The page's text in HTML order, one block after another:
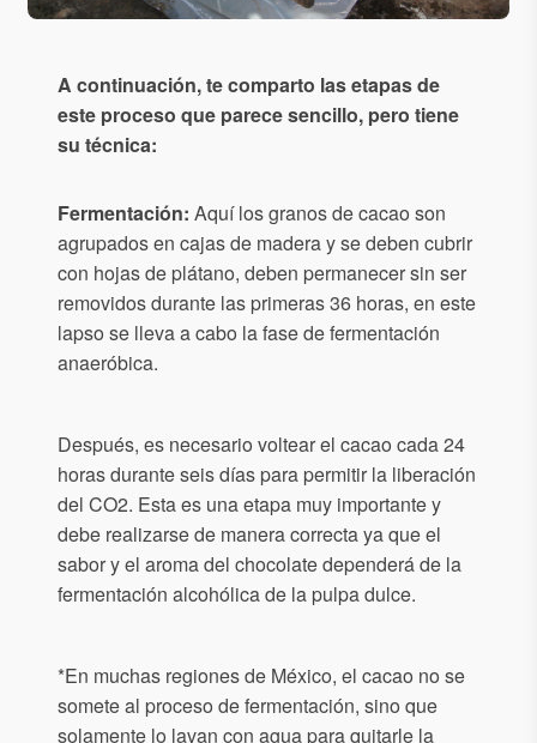
A continuación, te comparto las etapas de
este proceso que parece sencillo, pero tiene
su técnica:
Fermentación: Aquí los granos de cacao son
agrupados en cajas de madera y se deben cubrir
con hojas de plátano, deben permanecer sin ser
removidos durante las primeras 36 horas, en este
lapso se lleva a cabo la fase de fermentación
anaeróbica.
Después, es necesario voltear el cacao cada 24
horas durante seis días para permitir la liberación
del CO2. Esta es una etapa muy importante y
debe realizarse de manera correcta ya que el
sabor y el aroma del chocolate dependerá de la
fermentación alcohólica de la pulpa dulce.
*En muchas regiones de México, el cacao no se
somete al proceso de fermentación, sino que
solamente lo lavan con agua para quitarle la